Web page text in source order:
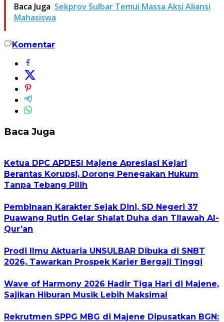
Baca Juga Sekprov Sulbar Temui Massa Aksi Aliansi
Mahasiswa
Komentar
Baca Juga
Ketua DPC APDESI Majene Apresiasi Kejari
Berantas Korupsi, Dorong Penegakan Hukum
Tanpa Tebang Pilih
Pembinaan Karakter Sejak Dini, SD Negeri 37
Puawang Rutin Gelar Shalat Duha dan Tilawah Al-
Qur’an
Prodi Ilmu Aktuaria UNSULBAR Dibuka di SNBT
2026, Tawarkan Prospek Karier Bergaji Tinggi
Wave of Harmony 2026 Hadir Tiga Hari di Majene,
Sajikan Hiburan Musik Lebih Maksimal
Rekrutmen SPPG MBG di Majene Dipusatkan BGN: